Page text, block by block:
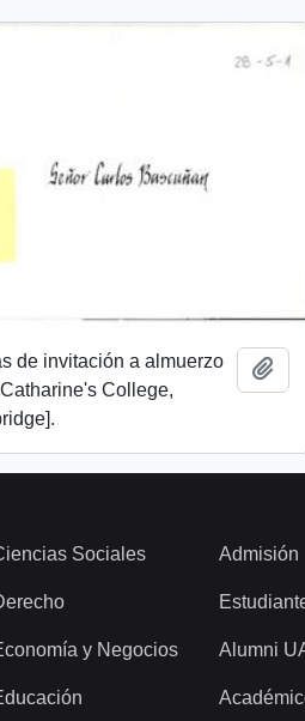
de invitación a almuerzo
College,
Sociales
y Negocios
Admisión
Alumni